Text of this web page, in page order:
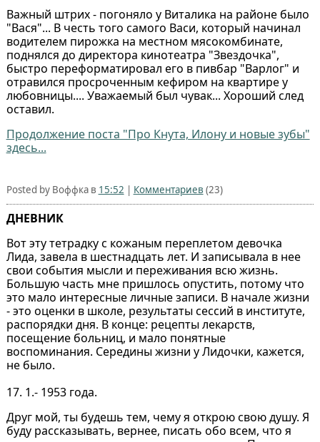
Важный штрих - погоняло у Виталика на районе было
"Вася"... В честь того самого Васи, который начинал
водителем пирожка на местном мясокомбинате,
поднялся до директора кинотеатра "Звездочка",
быстро переформатировал его в пивбар "Варлог" и
отравился просроченным кефиром на квартире у
любовницы.... Уважаемый был чувак... Хороший след
оставил.
Продолжение поста "Про Кнута, Илону и новые зубы"
здесь...
Posted by Воффка в 15:52 | Комментариев (23)
ДНЕВНИК
Вот эту тетрадку с кожаным переплетом девочка
Лида, завела в шестнадцать лет. И записывала в нее
свои события мысли и переживания всю жизнь.
Большую часть мне пришлось опустить, потому что
это мало интересные личные записи. В начале жизни
- это оценки в школе, результаты сессий в институте,
распорядки дня. В конце: рецепты лекарств,
посещение больниц, и мало понятные
воспоминания. Середины жизни у Лидочки, кажется,
не было.
17. 1.- 1953 года.
Друг мой, ты будешь тем, чему я открою свою душу. Я
буду рассказывать, вернее, писать обо всем, что я